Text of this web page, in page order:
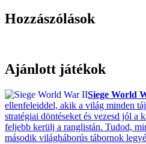
Hozzászólások
Ajánlott játékok
Siege World
ellenfeleiddel, akik a világ minden
stratégiai döntéseket és vezesd jól a
feljebb kerülj a ranglistán. Tudod,
második világháborús tábornok